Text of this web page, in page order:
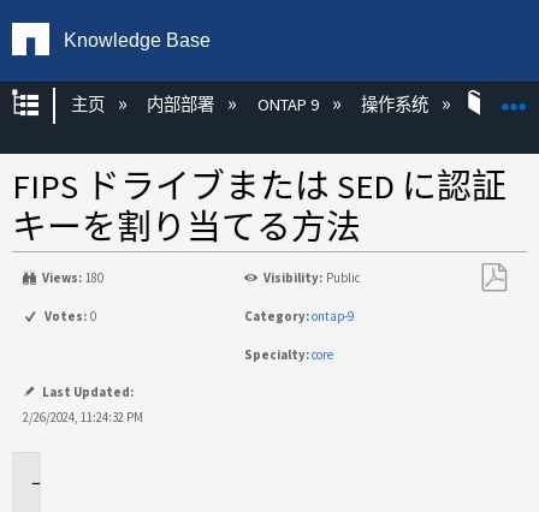
Knowledge Base
扩展/隐缩全局层次
主页 内部部署 ONTAP 9 操作系统
FIPS ドライブまたは SED に認証
キーを割り当てる方法
Views: 180 Visibility: Public
Votes: 0 Category:ontap-9
Specialty:core
Last Updated:
2/26/2024, 11:24:32 PM